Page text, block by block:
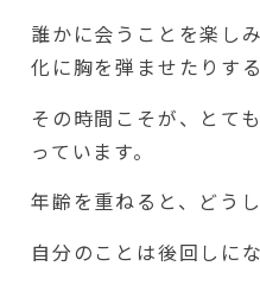
誰かに会うことを楽し
化に胸を弾ませたりする
その時間こそが、とて
っています。
年齢を重ねると、どう
自分のことは後回しに